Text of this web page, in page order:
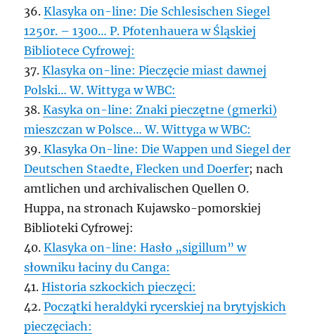
36.Klasyka on-line: Die Schlesischen Siegel
1250r. – 1300… P. Pfotenhauera w Śląskiej
Bibliotece Cyfrowej:
37.Klasyka on-line: Pieczęcie miast dawnej
Polski… W. Wittyga w WBC:
38.Kasyka on-line: Znaki pieczętne (gmerki)
mieszczan w Polsce… W. Wittyga w WBC:
39. Klasyka On-line: Die Wappen und Siegel der
Deutschen Staedte, Flecken und Doerfer; nach
amtlichen und archivalischen Quellen O.
Huppa, na stronach Kujawsko-pomorskiej
Biblioteki Cyfrowej:
40.Klasyka on-line: Hasło „sigillum” w
słowniku łaciny du Canga:
41.Historia szkockich pieczęci:
42.Początki heraldyki rycerskiej na brytyjskich
pieczęciach: